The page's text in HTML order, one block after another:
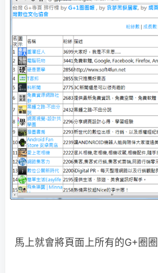
馬上就會將頁面上所有的G+圈